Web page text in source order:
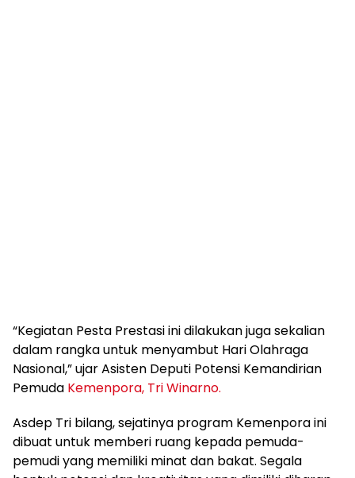
“Kegiatan Pesta Prestasi ini dilakukan juga sekalian
dalam rangka untuk menyambut Hari Olahraga
Nasional,” ujar Asisten Deputi Potensi Kemandirian
Pemuda Kemenpora, Tri Winarno.
Asdep Tri bilang, sejatinya program Kemenpora ini
dibuat untuk memberi ruang kepada pemuda-
pemudi yang memiliki minat dan bakat. Segala